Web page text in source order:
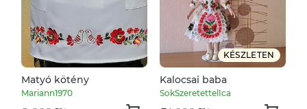
Matyó kötény
Mariann1970
KÉSZLETEN
Kalocsai baba
SokSzeretettelIca